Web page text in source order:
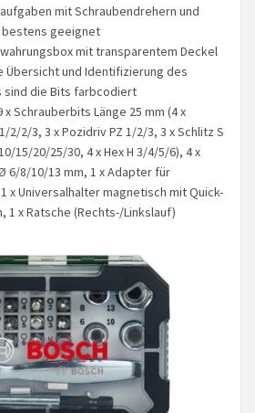
mit Schraubendrehern und
geeignet
mit transparentem Deckel
Übersicht und Identifizierung des
sind die Bits farbcodiert
Schrauberbits Länge 25 mm (4 x
2/2/3, 3 x Pozidriv PZ 1/2/3, 3 x Schlitz S
15/20/25/30, 4 x Hex H 3/4/5/6), 4 x
6/8/10/13 mm, 1 x Adapter für
x Universalhalter magnetisch mit Quick-
1 x Ratsche (Rechts-/Linkslauf)